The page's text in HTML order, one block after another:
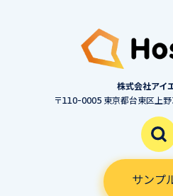
株式会社アイ
〒110-0005 東京都台東区上
サンプ